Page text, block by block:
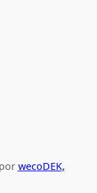
wecoDEK,